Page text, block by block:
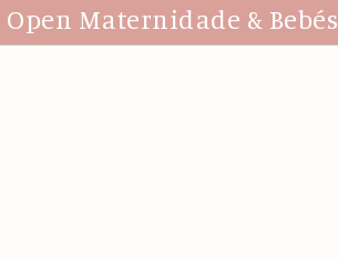
Open Maternidade & Bebés